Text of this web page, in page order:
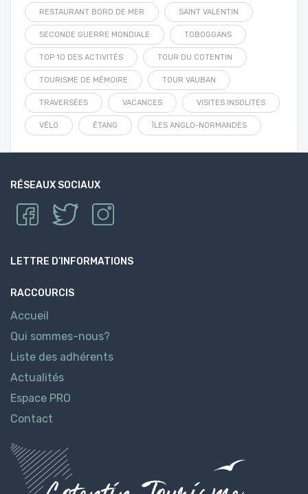
RESTAURANT BORD DE MER SAINT VALENTIN
SECONDE GUERRE MONDIALE TOBOGGANS
TOP 10 DES ACTIVITÉS TOUR DU COTENTIN
TOURISME DE MÉMOIRE TOUR VAUBAN
TRAVERSÉES VACANCES VISITES INSOLITES
VÉLO ÉTANG ÎLES ANGLO-NORMANDES
RÉSEAUX SOCIAUX
LETTRE D’INFORMATIONS
RACCOURCIS
Accueil
Qui sommes-nous?
Liste des adhérents
Actualités
Espace PRO
Contact